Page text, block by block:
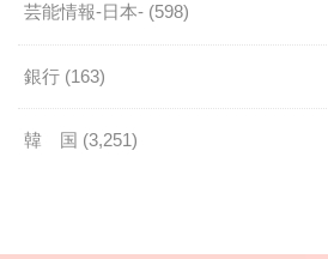
芸能情報-日本- (598)
銀行 (163)
韓 国 (3,251)